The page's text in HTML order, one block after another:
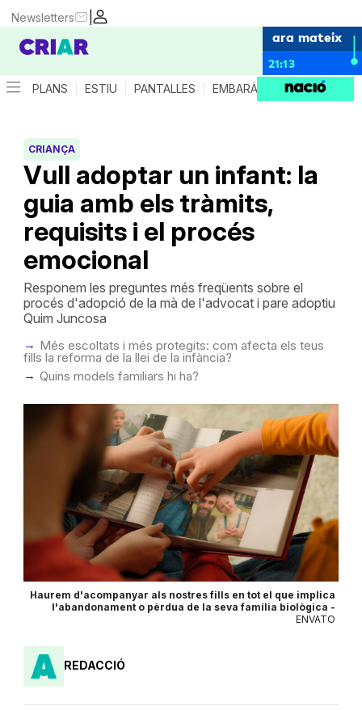
|
Newsletters
ara mateix
21:13
PLANS ESTIU PANTALLES EMBARÀS CRIANÇA
Vull adoptar un infant: la
guia amb els tràmits,
requisits i el procés
emocional
CRIANÇA
Responem les preguntes més freqüents sobre el
procés d'adopció de la mà de l'advocat i pare adoptiu
Quim Juncosa
Més escoltats i més protegits: com afecta els teus
fills la reforma de la llei de la infància?
Quins models familiars hi ha?
Haurem d'acompanyar als nostres fills en tot el que implica
l'abandonament o pèrdua de la seva família biològica -
ENVATO
REDACCIÓ